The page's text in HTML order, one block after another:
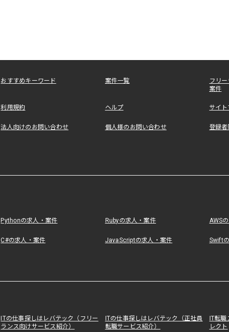
おすすめキーワード 案件一覧
フリ
案件
利用規約 ヘルプ サイ
法人向けのお問い合わせ 個人様のお問い合わせ 登録者
Pythonの求人・案件 Rubyの求人・案件 AWS
C#の求人・案件 JavaScriptの求人・案件 Swift
ITの仕事探しはレバテック（フリー
ランス向けサービス紹介）
ITの仕事探しはレバテック（正社員
転職サービス紹介）
IT転
レクト